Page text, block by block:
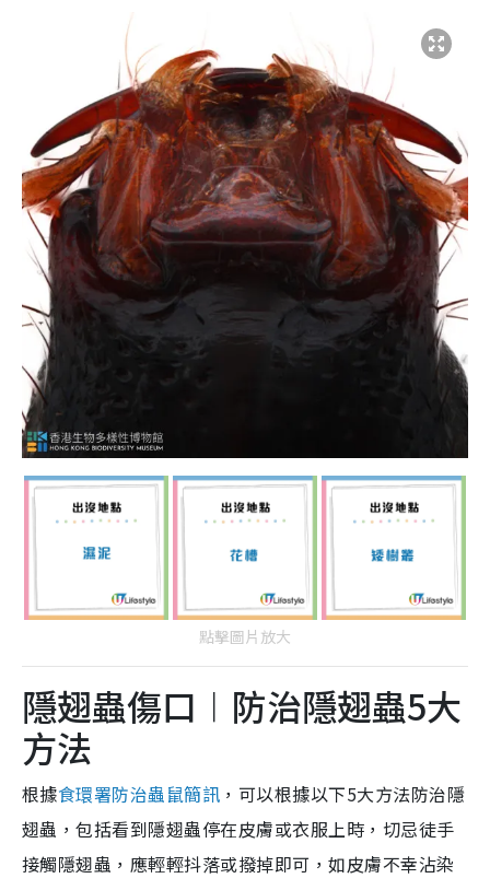
點擊圖片放大
隱翅蟲傷口︱防治隱翅蟲5大
方法
根據食環署防治蟲鼠簡訊 ，可以根據以下5大方法防治隱
翅蟲，包括看到隱翅蟲停在皮膚或衣服上時，切忌徒手
接觸隱翅蟲，應輕輕抖落或撥掉即可，如皮膚不幸沾染